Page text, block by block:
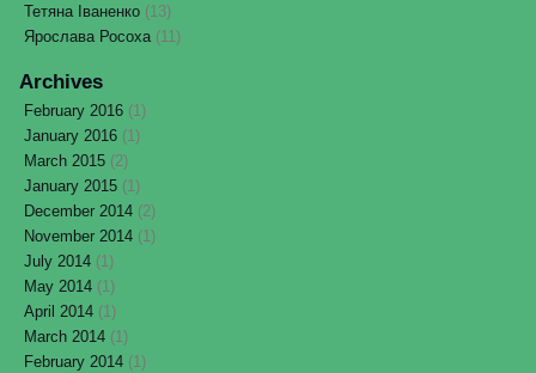
Тетяна Іваненко (13)
Ярослава Росоха (11)
Archives
February 2016 (1)
January 2016 (1)
March 2015 (2)
January 2015 (1)
December 2014 (2)
November 2014 (1)
July 2014 (1)
May 2014 (1)
April 2014 (1)
March 2014 (1)
February 2014 (1)